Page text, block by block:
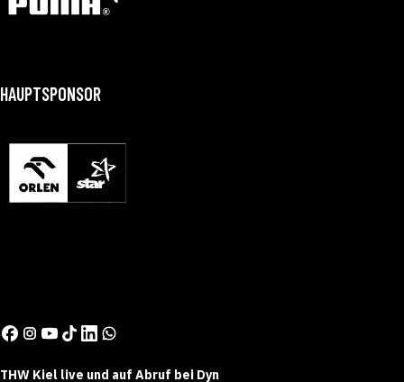
HAUPTSPONSOR
THW Kiel live und auf Abruf bei Dyn